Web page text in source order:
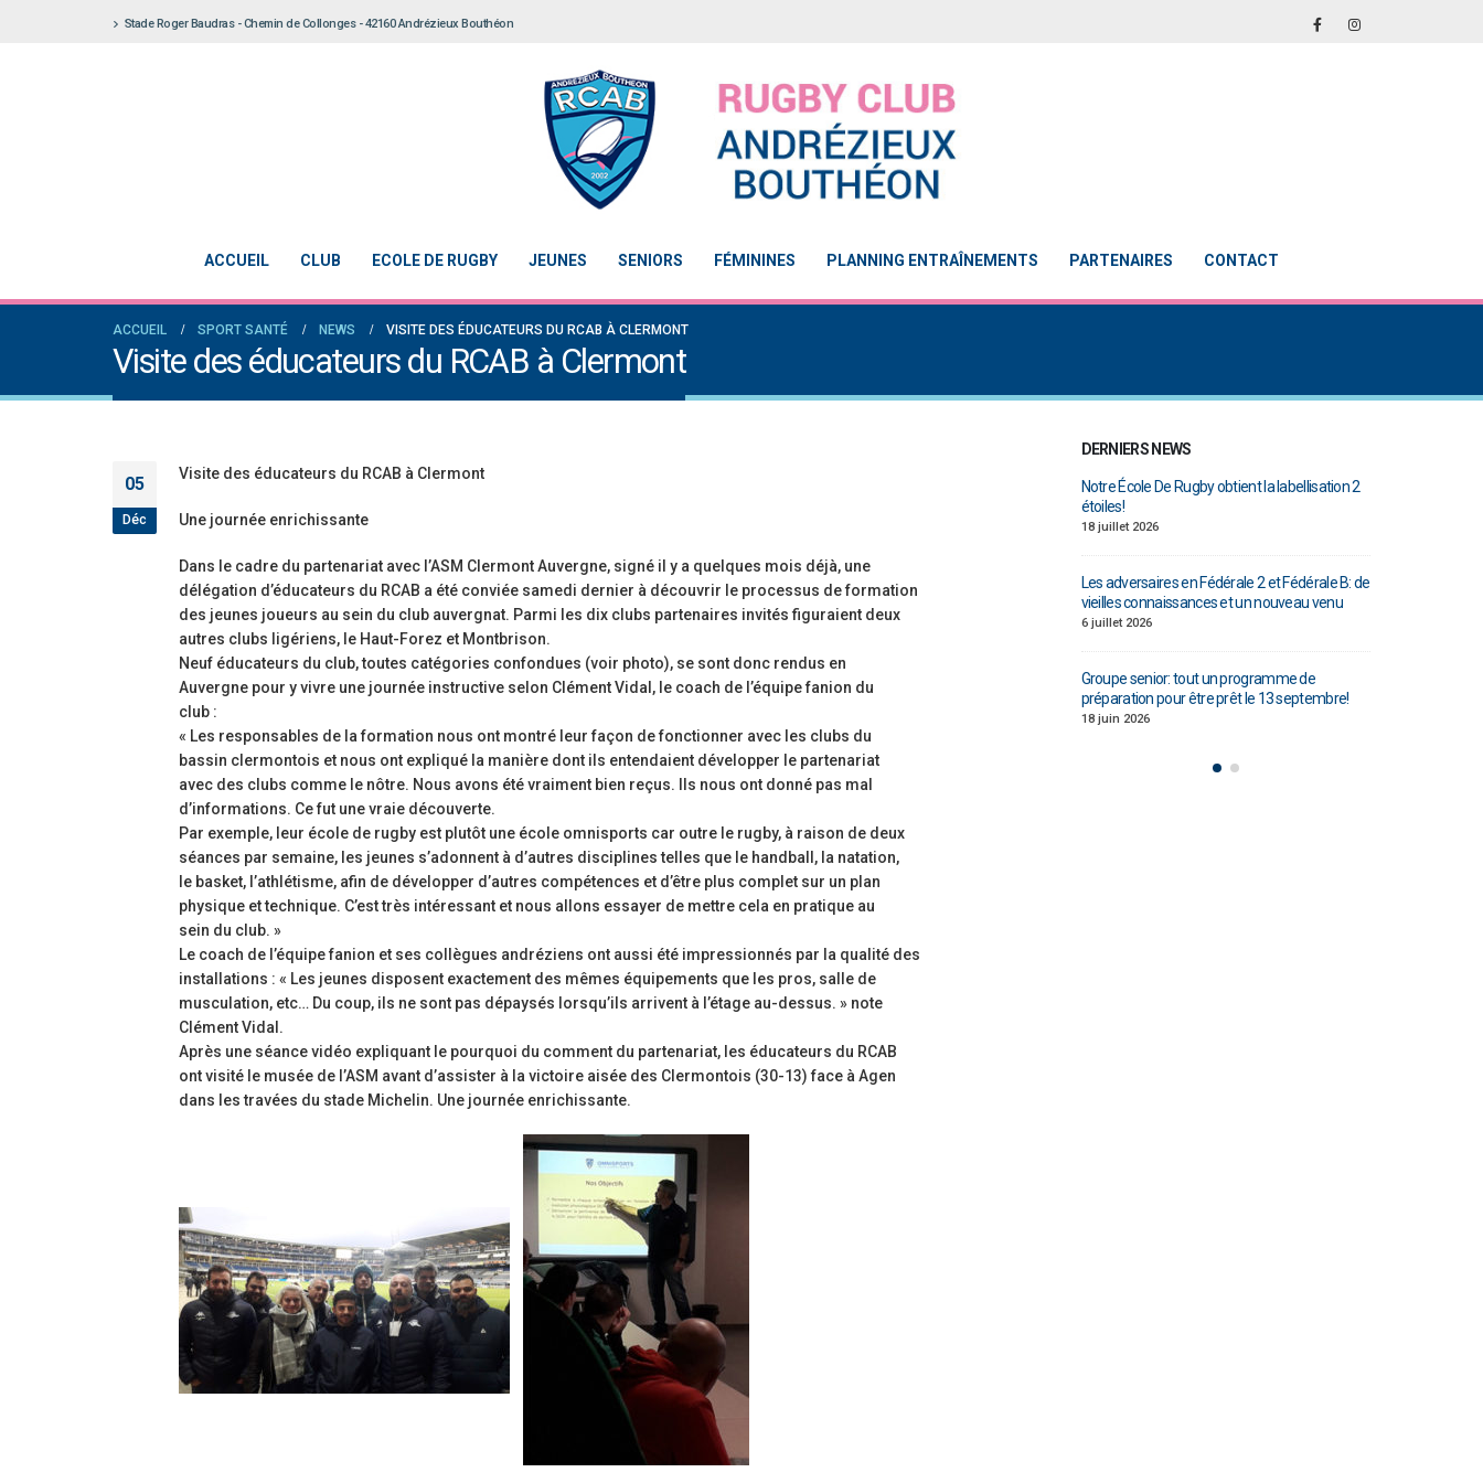
Stade Roger Baudras - Chemin de Collonges - 42160 Andrézieux Bouthéon
ACCUEIL CLUB ECOLE DE RUGBY JEUNES SENIORS FÉMININES PLANNING ENTRAÎNEMENTS PARTENAIRES CONTACT
ACCUEIL SPORT SANTÉ NEWS VISITE DES ÉDUCATEURS DU RCAB À CLERMONT
Visite des éducateurs du RCAB à Clermont
05
Déc
Visite des éducateurs du RCAB à Clermont
Une journée enrichissante
Dans le cadre du partenariat avec l’ASM Clermont Auvergne, signé il y a quelques mois déjà, une
délégation d’éducateurs du RCAB a été conviée samedi dernier à découvrir le processus de formation
des jeunes joueurs au sein du club auvergnat. Parmi les dix clubs partenaires invités figuraient deux
autres clubs ligériens, le Haut-Forez et Montbrison.
Neuf éducateurs du club, toutes catégories confondues (voir photo), se sont donc rendus en
Auvergne pour y vivre une journée instructive selon Clément Vidal, le coach de l’équipe fanion du
club :
« Les responsables de la formation nous ont montré leur façon de fonctionner avec les clubs du
bassin clermontois et nous ont expliqué la manière dont ils entendaient développer le partenariat
avec des clubs comme le nôtre. Nous avons été vraiment bien reçus. Ils nous ont donné pas mal
d’informations. Ce fut une vraie découverte.
Par exemple, leur école de rugby est plutôt une école omnisports car outre le rugby, à raison de deux
séances par semaine, les jeunes s’adonnent à d’autres disciplines telles que le handball, la natation,
le basket, l’athlétisme, afin de développer d’autres compétences et d’être plus complet sur un plan
physique et technique. C’est très intéressant et nous allons essayer de mettre cela en pratique au
sein du club. »
Le coach de l’équipe fanion et ses collègues andréziens ont aussi été impressionnés par la qualité des
installations : « Les jeunes disposent exactement des mêmes équipements que les pros, salle de
musculation, etc… Du coup, ils ne sont pas dépaysés lorsqu’ils arrivent à l’étage au-dessus. » note
Clément Vidal.
Après une séance vidéo expliquant le pourquoi du comment du partenariat, les éducateurs du RCAB
ont visité le musée de l’ASM avant d’assister à la victoire aisée des Clermontois (30-13) face à Agen
dans les travées du stade Michelin. Une journée enrichissante.
DERNIERS NEWS
Les adversaires en Fédérale 2 et Fédérale B: de
6 juillet 2026
Groupe senior: tout un programme de
préparation pour être prêt le 13 septembre!
Bilan des seniors garçons par Philippe
Buffevant dans Le Progrès
Fédérale 2 et Fédérale B: finir sur une bonne
25 avril 2026
Notre École De Rugby obtient la labellisation 2
Les adversaires en Fédérale 2 et Fédérale B: de
vieilles connaissances et un nouveau venu
Groupe senior: tout un programme de
préparation pour être prêt le 13 septembre!
Le Touch du RCAB se distingue en
Bilan des seniors garçons par Philippe
Fédérale 2 et Fédérale B: finir sur une